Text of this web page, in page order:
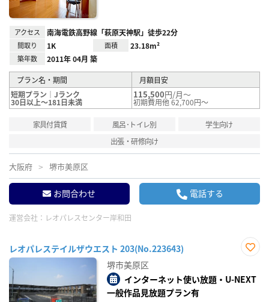
アクセス 南海電鉄高野線「萩原天神駅」徒歩22分
間取り 1K 面積 23.18m²
築年数 2011年 04月 築
プラン名・期間
月額目安
短期プラン｜Jランク
30日以上～181日未満
115,500円/月～
初期費用他 62,700円～
家具付賃貸 風呂･トイレ別
学生向け
出張・研修向け
大阪府 堺市美原区
お問合わせ 電話する
運営会社： レオパレスセンター岸和田
レオパレステイルザウエスト 203(No.223643)
り登
録
堺市美原区
インターネット使い放題・U-NEXT
一般作品見放題プラン有